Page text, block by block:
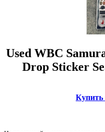
Used WBC
Drop Sticker
Купить